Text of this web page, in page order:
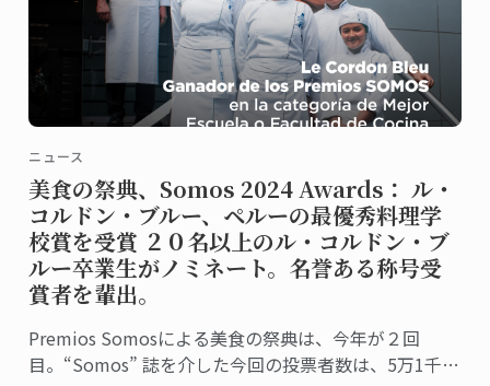
ニュース
美食の祭典、Somos 2024 Awards： ル・
コルドン・ブルー、ペルーの最優秀料理学
校賞を受賞 ２０名以上のル・コルドン・ブ
ルー卒業生がノミネート。名誉ある称号受
賞者を輩出。
Premios Somosによる美食の祭典は、今年が２回
目。“Somos” 誌を介した今回の投票者数は、5万1千人